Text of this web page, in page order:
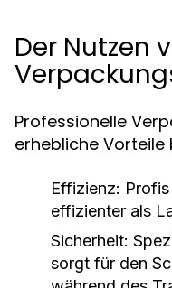
Der Nutzen
Professionelle
erhebliche Vorteile
Effizienz:
effizienter als
Sicherheit:
sorgt für den